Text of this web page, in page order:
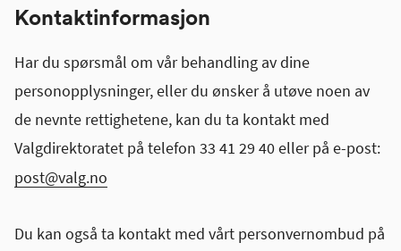
Kontaktinformasjon
Har du spørsmål om vår behandling av dine
personopplysninger, eller du ønsker å utøve noen av
de nevnte rettighetene, kan du ta kontakt med
Valgdirektoratet på telefon 33 41 29 40 eller på e-post:
post@valg.no
Du kan også ta kontakt med vårt personvernombud på